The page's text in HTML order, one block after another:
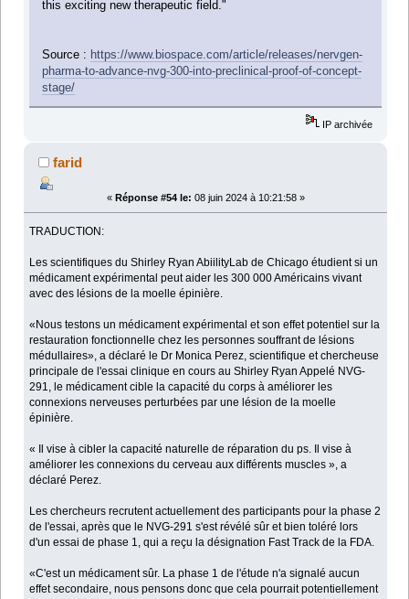
this exciting new therapeutic field."
Source : https://www.biospace.com/article/releases/nervgen-
pharma-to-advance-nvg-300-into-preclinical-proof-of-concept-
stage/
IP archivée
farid
« Réponse #54 le: 08 juin 2024 à 10:21:58 »
TRADUCTION:
Les scientifiques du Shirley Ryan AbiilityLab de Chicago étudient si un
médicament expérimental peut aider les 300 000 Américains vivant
avec des lésions de la moelle épinière.
«Nous testons un médicament expérimental et son effet potentiel sur la
restauration fonctionnelle chez les personnes souffrant de lésions
médullaires», a déclaré le Dr Monica Perez, scientifique et chercheuse
principale de l'essai clinique en cours au Shirley Ryan Appelé NVG-
291, le médicament cible la capacité du corps à améliorer les
connexions nerveuses perturbées par une lésion de la moelle
épinière.
« Il vise à cibler la capacité naturelle de réparation du ps. Il vise à
améliorer les connexions du cerveau aux différents muscles », a
déclaré Perez.
Les chercheurs recrutent actuellement des participants pour la phase 2
de l'essai, après que le NVG-291 s'est révélé sûr et bien toléré lors
d'un essai de phase 1, qui a reçu la désignation Fast Track de la FDA.
«C'est un médicament sûr. La phase 1 de l'étude n'a signalé aucun
effet secondaire, nous pensons donc que cela pourrait potentiellement